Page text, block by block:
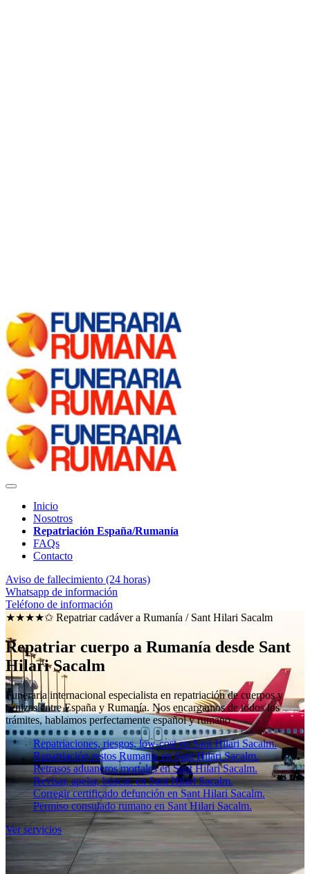
Inicio
Nosotros
Repatriación España/Rumanía
FAQs
Contacto
Aviso de fallecimiento (24 horas)
Whatsapp de información
Teléfono de información
★★★★✩ Repatriar cadáver a Rumanía / Sant Hilari Sacalm
Repatriar cuerpo a Rumanía desde Sant
Hilari Sacalm
Funeraria internacional especialista en repatriación de cuerpos y
cenizas entre España y Rumanía. Nos encargamos de todos los
trámites, hablamos perfectamente español y rumano
Repatriaciones, riesgos, low-cost en Sant Hilari Sacalm.
Repatriación restos Rumanía en Sant Hilari Sacalm.
Retrasos aduaneros mortales en Sant Hilari Sacalm.
Revisar, apelar, buscar. en Sant Hilari Sacalm.
Corregir certificado defunción en Sant Hilari Sacalm.
Permiso consulado rumano en Sant Hilari Sacalm.
Ver servicios